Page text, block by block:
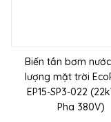
Biến tần bơm
lượng mặt trời
EP15-SP3-022
Pha 380V)